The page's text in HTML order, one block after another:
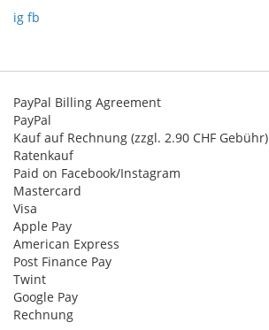
ig fb
PayPal Billing Agreement
PayPal
Kauf auf Rechnung (zzgl. 2.90 CHF Gebühr)
Ratenkauf
Paid on Facebook/Instagram
Mastercard
Visa
Apple Pay
American Express
Post Finance Pay
Twint
Google Pay
Rechnung